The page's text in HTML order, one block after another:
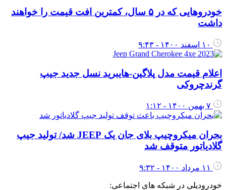
خودروهایی که در ۵ سال، کمترین افت قیمت را خواهند
۱۰ اسفند ۱۴۰۰ - ۹:۴۳
قیمت مدل پلاگین-هایبرید نسل جدید جیپ
۷ بهمن ۱۴۰۰ - ۱:۱۲
بحران میکروچیپ بلای جان یک JEEP شد/ تولید جیپ
متوقف شد
۱۱ مرداد ۱۴۰۰ - ۹:۳۲
در شبکه های اجتماعی: